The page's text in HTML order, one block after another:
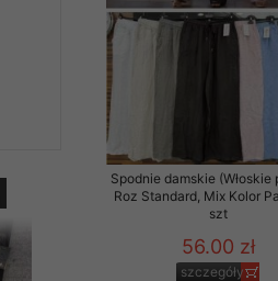
Spodnie damskie (Włoskie
Roz Standard, Mix Kolor
szt
56.00 zł
szczegóły
• sesji
• ostatnio
Materiały reklamowo
szczególności
zawierającego
naszym Sklepie.
Wszelkie pytania,
osobowych prosimy